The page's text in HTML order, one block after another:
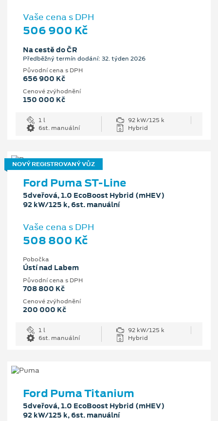
Vaše cena s DPH
506 900 Kč
Na cestě do ČR
Předběžný termín dodání: 32. týden 2026
Původní cena s DPH
656 900 Kč
Cenové zvýhodnění
150 000 Kč
1 l
92 kW/125 k
6st. manuální
Hybrid
NOVÝ REGISTROVANÝ VŮZ
Ford Puma ST-Line
5dveřová, 1.0 EcoBoost Hybrid (mHEV)
92 kW/125 k, 6st. manuální
Vaše cena s DPH
508 800 Kč
Pobočka
Ústí nad Labem
Původní cena s DPH
708 800 Kč
Cenové zvýhodnění
200 000 Kč
1 l
92 kW/125 k
6st. manuální
Hybrid
Ford Puma Titanium
5dveřová, 1.0 EcoBoost Hybrid (mHEV)
92 kW/125 k, 6st. manuální